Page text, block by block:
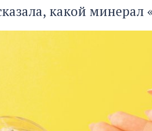
какой минерал